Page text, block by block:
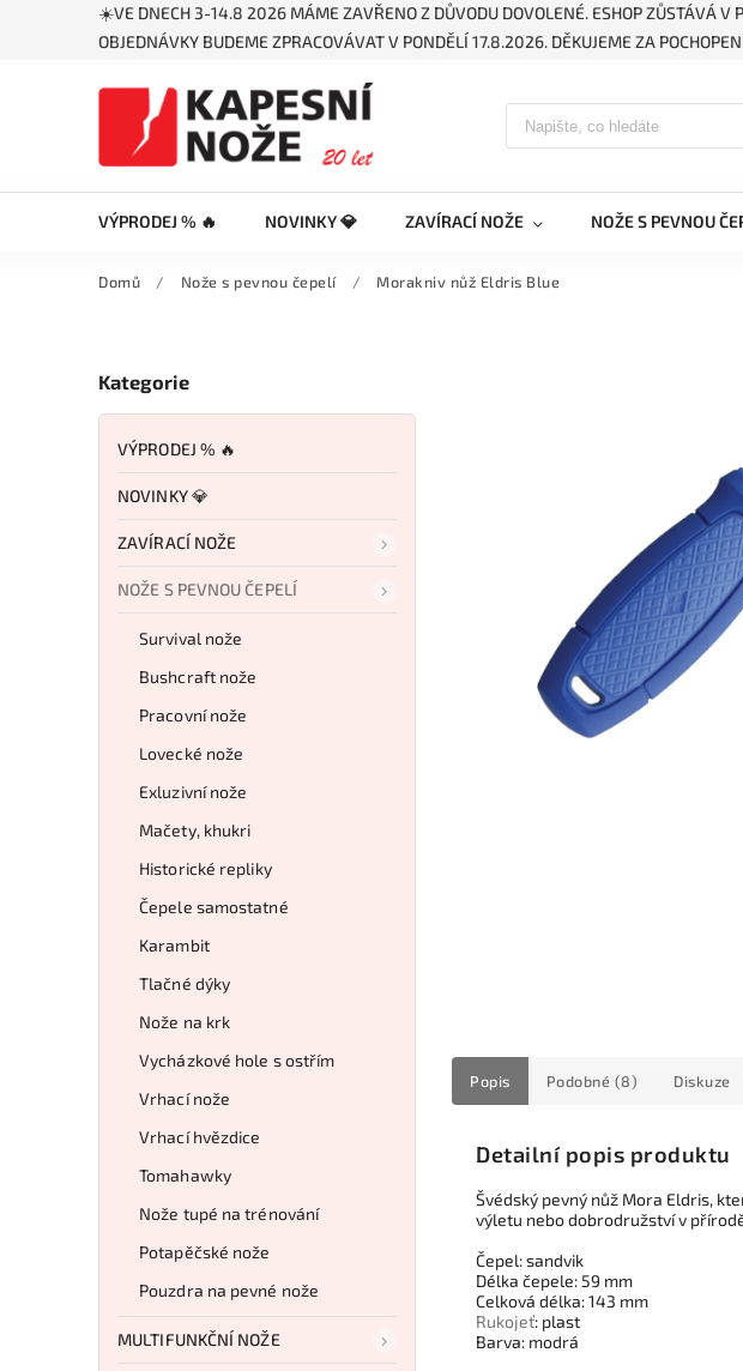
☀️VE DNECH 3-14.8 2026 MÁME ZAVŘENO Z DŮVODU DOVOLENÉ. ESHOP ZŮSTÁVÁ V
OBJEDNÁVKY BUDEME ZPRACOVÁVAT V PONDĚLÍ 17.8.2026. DĚKUJEME ZA
VÝPRODEJ % 🔥 NOVINKY 💎 ZAVÍRACÍ NOŽE NOŽE S PEVNOU
Domů / Nože s pevnou čepelí / Morakniv nůž Eldris Blue
Kategorie
VÝPRODEJ % 🔥
NOVINKY 💎
ZAVÍRACÍ NOŽE
NOŽE S PEVNOU ČEPELÍ
Survival nože
Bushcraft nože
Pracovní nože
Lovecké nože
Exluzivní nože
Mačety, khukri
Historické repliky
Čepele samostatné
Karambit
Tlačné dýky
Nože na krk
Vycházkové hole s ostřím
Vrhací nože
Vrhací hvězdice
Tomahawky
Nože tupé na trénování
Potapěčské nože
Pouzdra na pevné nože
MULTIFUNKČNÍ NOŽE
Popis Podobné (8) Diskuze
Detailní popis produktu
Švédský pevný nůž Mora Eldris,
výletu nebo dobrodružství v
Čepel: sandvik
Délka čepele: 59 mm
Celková délka: 143 mm
Rukojeť: plast
Barva: modrá